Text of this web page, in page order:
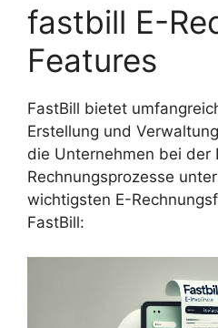
fastbill E-
Features
FastBill bietet
Erstellung und
die Unternehmen bei der
Rechnungsprozesse
wichtigsten E-
FastBill: